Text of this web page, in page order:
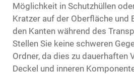
Möglichkeit in Schutzhüllen
Kratzer auf der Oberfläche und
den Kanten während des
Stellen Sie keine schweren
Ordner, da dies zu dauerhaften
Deckel und inneren